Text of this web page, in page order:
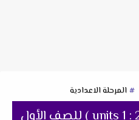
المرحلة الاعدادية